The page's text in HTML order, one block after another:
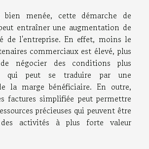
bien menée, cette démarche de
entraîner une augmentation de
de l'entreprise. En effet, moins le
commerciaux est élevé, plus
négocier des conditions plus
qui peut se traduire par une
la marge bénéficiaire. En outre,
factures simplifiée peut permettre
précieuses qui peuvent être
activités à plus forte valeur